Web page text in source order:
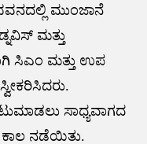
ಮುಂಜಾನೆ
ಮತ್ತು
ಸಿಎಂ ಮತ್ತು ಉಪ
ಸಾಧ್ಯವಾಗದ
ಕಾಲ ನಡೆಯಿತು.